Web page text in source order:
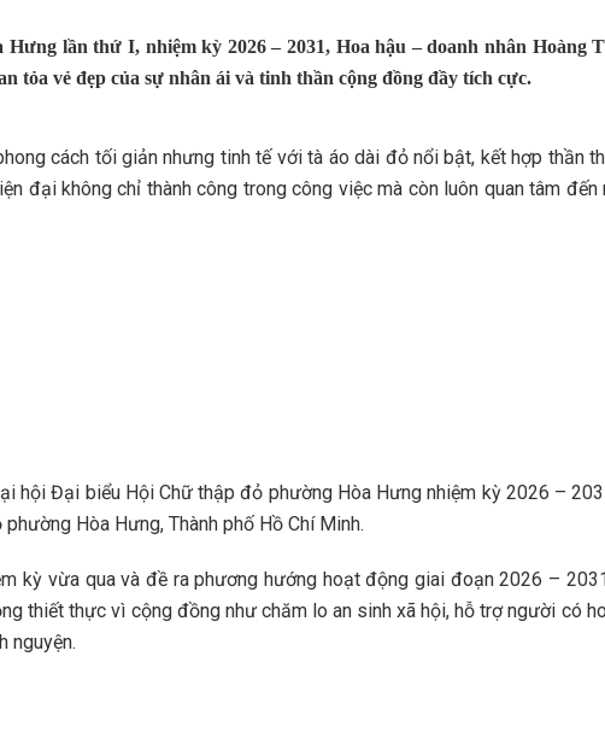
lần thứ I, nhiệm kỳ 2026 – 2031, Hoahậu –doanh nhân Hoàng
tỏa vẻ đẹp của sự nhân ái và tinh thần cộng đồng đầy tích cực.
cách tối giản nhưng tinh tế với tà áo dài đỏ nổi bật, kết hợp thần
đại không chỉ thành công trong công việc mà còn luôn quan tâm đến
hội Đại biểu Hội Chữ thập đỏ phường Hòa Hưng nhiệm kỳ 2026 –
Hòa Hưng, Thành phố Hồ Chí Minh.
kỳ vừa qua và đề ra phương hướng hoạt động giai đoạn 2026 –
thiết thực vì cộng đồng như chăm lo an sinh xã hội, hỗ trợ người có
nguyện.